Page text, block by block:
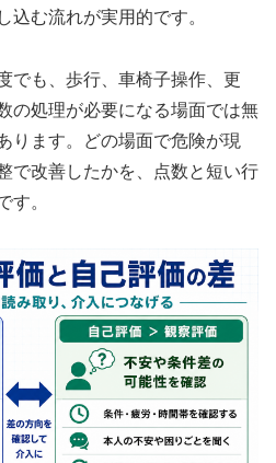
む流れが実用的です。
でも、歩行、車椅子操作、更
の処理が必要になる場面では無
ります。どの場面で危険が現
で改善したかを、点数と短い行
。